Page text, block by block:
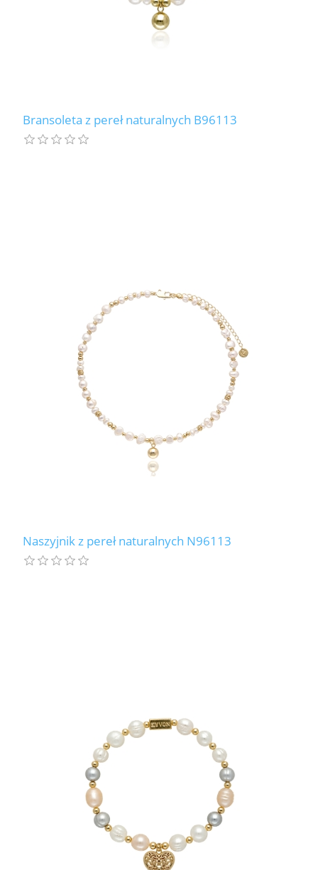
Bransoleta z pereł naturalnych B96113
Naszyjnik z pereł naturalnych N96113